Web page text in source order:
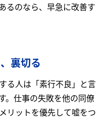
るのなら、早急に改善す
裏切る
る人は「素行不良」と言
。仕事の失敗を他の同僚
リットを優先して嘘をつ